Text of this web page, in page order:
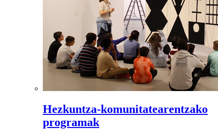
Hezkuntza-komunitatearentzako
programak